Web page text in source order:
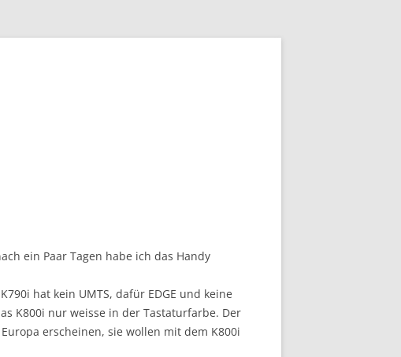
ein Paar Tagen habe ich das Handy
hat kein UMTS, dafür EDGE und keine
K800i nur weisse in der Tastaturfarbe. Der
erscheinen, sie wollen mit dem K800i